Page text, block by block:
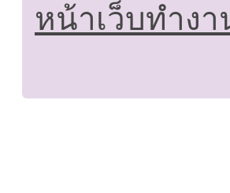
หน้าเว็บทำง